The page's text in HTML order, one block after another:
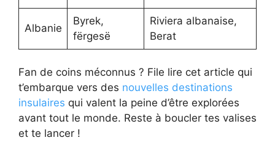
Albanie
Byrek,
fërgesë
Riviera albanaise,
Berat
Fan de coins méconnus ? File lire cet article qui
t’embarque vers des nouvelles destinations
insulaires qui valent la peine d’être explorées
avant tout le monde. Reste à boucler tes valises
et te lancer !